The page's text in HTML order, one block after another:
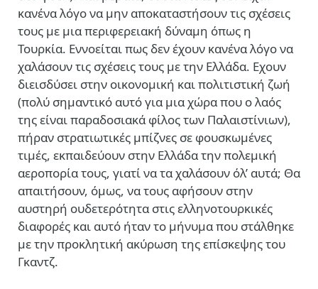
κανένα λόγο να μην αποκαταστήσουν τις σχέσεις
τους με μια περιφερειακή δύναμη όπως η
Τουρκία. Εννοείται πως δεν έχουν κανένα λόγο να
χαλάσουν τις σχέσεις τους με την Ελλάδα. Εχουν
διεισδύσει στην οικονομική και πολιτιστική ζωή
(πολύ σημαντικό αυτό για μια χώρα που ο λαός
της είναι παραδοσιακά φίλος των Παλαιστίνιων),
πήραν στρατιωτικές μπίζνες σε φουσκωμένες
τιμές, εκπαιδεύουν στην Ελλάδα την πολεμική
αεροπορία τους, γιατί να τα χαλάσουν όλ’ αυτά; Θα
απαιτήσουν, όμως, να τους αφήσουν στην
αυστηρή ουδετερότητα στις ελληνοτουρκικές
διαφορές και αυτό ήταν το μήνυμα που στάλθηκε
με την προκλητική ακύρωση της επίσκεψης του
Γκαντζ.